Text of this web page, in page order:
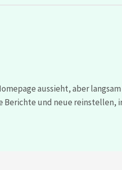
aussieht, aber
und neue reinstellen,